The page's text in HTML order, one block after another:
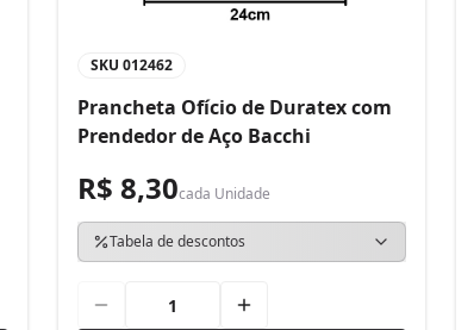
SKU 012462
Prancheta Ofício de Duratex com
Prendedor de Aço Bacchi
R$ 8,30cada Unidade
Tabela de descontos